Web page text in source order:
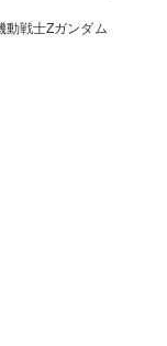
動戦士Zガンダム